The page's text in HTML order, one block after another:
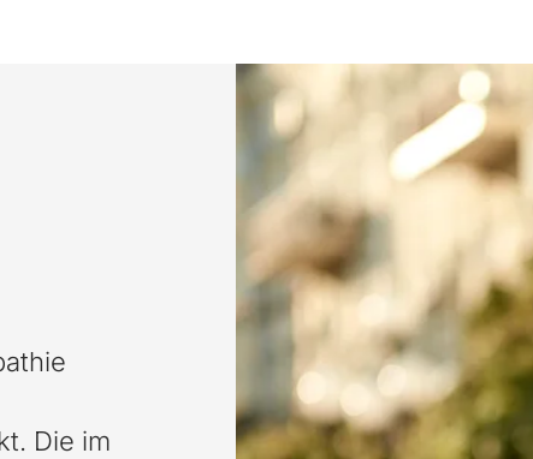
Die im